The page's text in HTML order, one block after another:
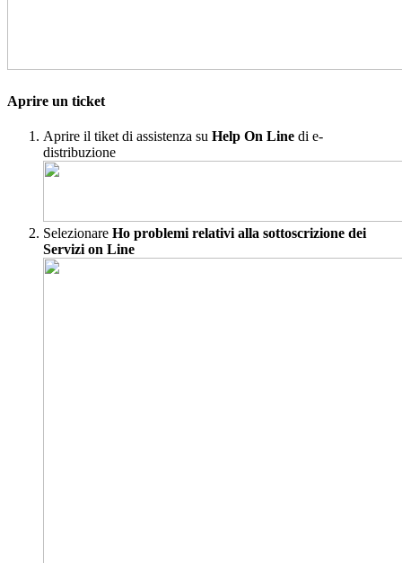
Aprire un ticket
Aprire il tiket di assistenza su Help On Line di e-
distribuzione
Selezionare Ho problemi relativi alla sottoscrizione dei
Servizi on Line